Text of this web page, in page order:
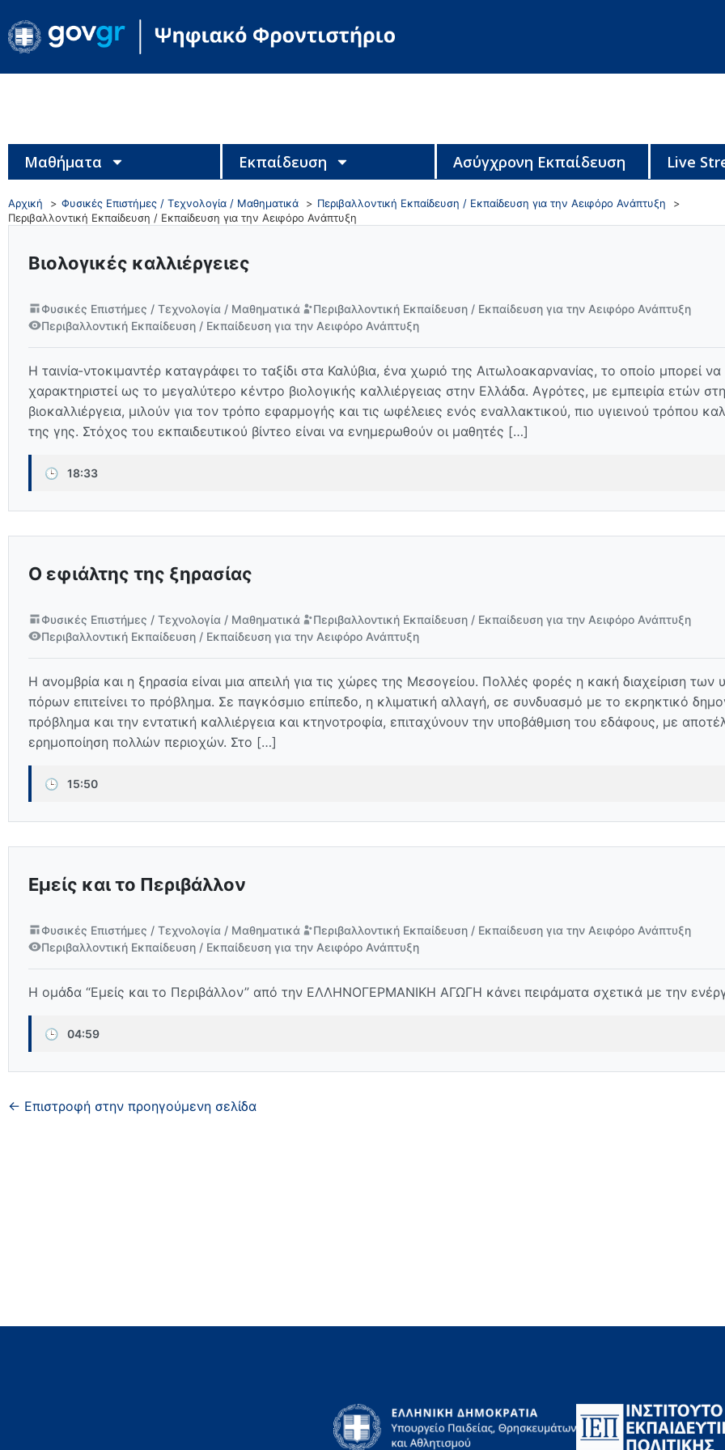
Μαθήματα Εκπαίδευση Ασύγχρονη Εκπαίδευση Live
Αρχική Φυσικές Επιστήμες / Τεχνολογία / Μαθηματικά
Περιβαλλοντική Εκπαίδευση / Εκπαίδευση για την Αειφόρο Ανάπτυξη
Περιβαλλοντική Εκπαίδευση / Εκπαίδευση για την Αειφόρο Ανάπτυξη
Βιολογικές καλλιέργειες
Φυσικές Επιστήμες / Τεχνολογία / Μαθηματικά
Περιβαλλοντική Εκπαίδευση / Εκπαίδευση για την Αειφόρο Ανάπτυξη
Περιβαλλοντική Εκπαίδευση / Εκπαίδευση για την Αειφόρο Ανάπτυξη
Η ταινία-ντοκιμαντέρ καταγράφει το ταξίδι στα Καλύβια, ένα χωριό της Αιτωλοακαρνανίας, το οποίο μπορεί να
χαρακτηριστεί ως το μεγαλύτερο κέντρο βιολογικής καλλιέργειας στην Ελλάδα. Αγρότες, με εμπειρία ετών στη
βιοκαλλιέργεια, μιλούν για τον τρόπο εφαρμογής και τις ωφέλειες ενός εναλλακτικού, πιο υγιεινού τρόπου
της γης. Στόχος του εκπαιδευτικού βίντεο είναι να ενημερωθούν οι μαθητές […]
🕒 18:33
Ο εφιάλτης της ξηρασίας
Φυσικές Επιστήμες / Τεχνολογία / Μαθηματικά
Περιβαλλοντική Εκπαίδευση / Εκπαίδευση για την Αειφόρο Ανάπτυξη
Περιβαλλοντική Εκπαίδευση / Εκπαίδευση για την Αειφόρο Ανάπτυξη
Η ανομβρία και η ξηρασία είναι μια απειλή για τις χώρες της Μεσογείου. Πολλές φορές η κακή διαχείριση των
πόρων επιτείνει το πρόβλημα. Σε παγκόσμιο επίπεδο, η κλιματική αλλαγή, σε συνδυασμό με το εκρηκτικό
πρόβλημα και την εντατική καλλιέργεια και κτηνοτροφία, επιταχύνουν την υποβάθμιση του εδάφους, με
ερημοποίηση πολλών περιοχών. Στο […]
🕒 15:50
Εμείς και το Περιβάλλον
Φυσικές Επιστήμες / Τεχνολογία / Μαθηματικά
Περιβαλλοντική Εκπαίδευση / Εκπαίδευση για την Αειφόρο Ανάπτυξη
Περιβαλλοντική Εκπαίδευση / Εκπαίδευση για την Αειφόρο Ανάπτυξη
Η ομάδα “Εμείς και το Περιβάλλον” από την ΕΛΛΗΝΟΓΕΡΜΑΝΙΚΗ ΑΓΩΓΗ κάνει πειράματα σχετικά με την
🕒 04:59
← Επιστροφή στην προηγούμενη σελίδα